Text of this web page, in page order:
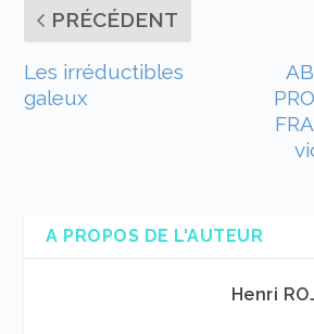
PRÉCÉDENT
Les irréductibles
galeux
A PROPOS DE L'AUTEUR
Henri